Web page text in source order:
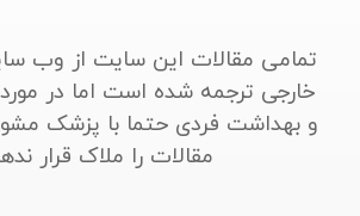
تمامی مقالات این سایت از وب
خارجی ترجمه شده است اما در
و بهداشت فردی حتما با پزشک
مقالات را ملاک قرار